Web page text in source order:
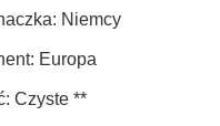
Niemcy
Europa
Czyste **